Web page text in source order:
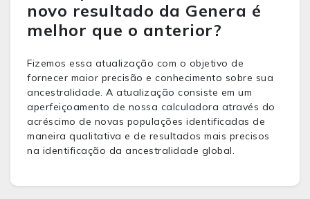
novo resultado da Genera é
melhor que o anterior?
Fizemos essa atualização com o objetivo de
fornecer maior precisão e conhecimento sobre sua
ancestralidade. A atualização consiste em um
aperfeiçoamento de nossa calculadora através do
acréscimo de novas populações identificadas de
maneira qualitativa e de resultados mais precisos
na identificação da ancestralidade global.